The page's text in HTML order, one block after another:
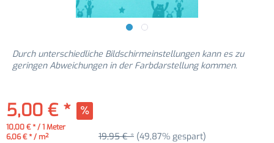
Durch unterschiedliche Bildschirmeinstellungen kann es zu
geringen Abweichungen in der Farbdarstellung kommen.
5,00 € *
10,00 € * / 1 Meter
6,06 € * / m²
19,95 € * (49,87% gespart)